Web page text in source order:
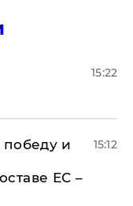
15:22
победу и
ЕС –
15:12